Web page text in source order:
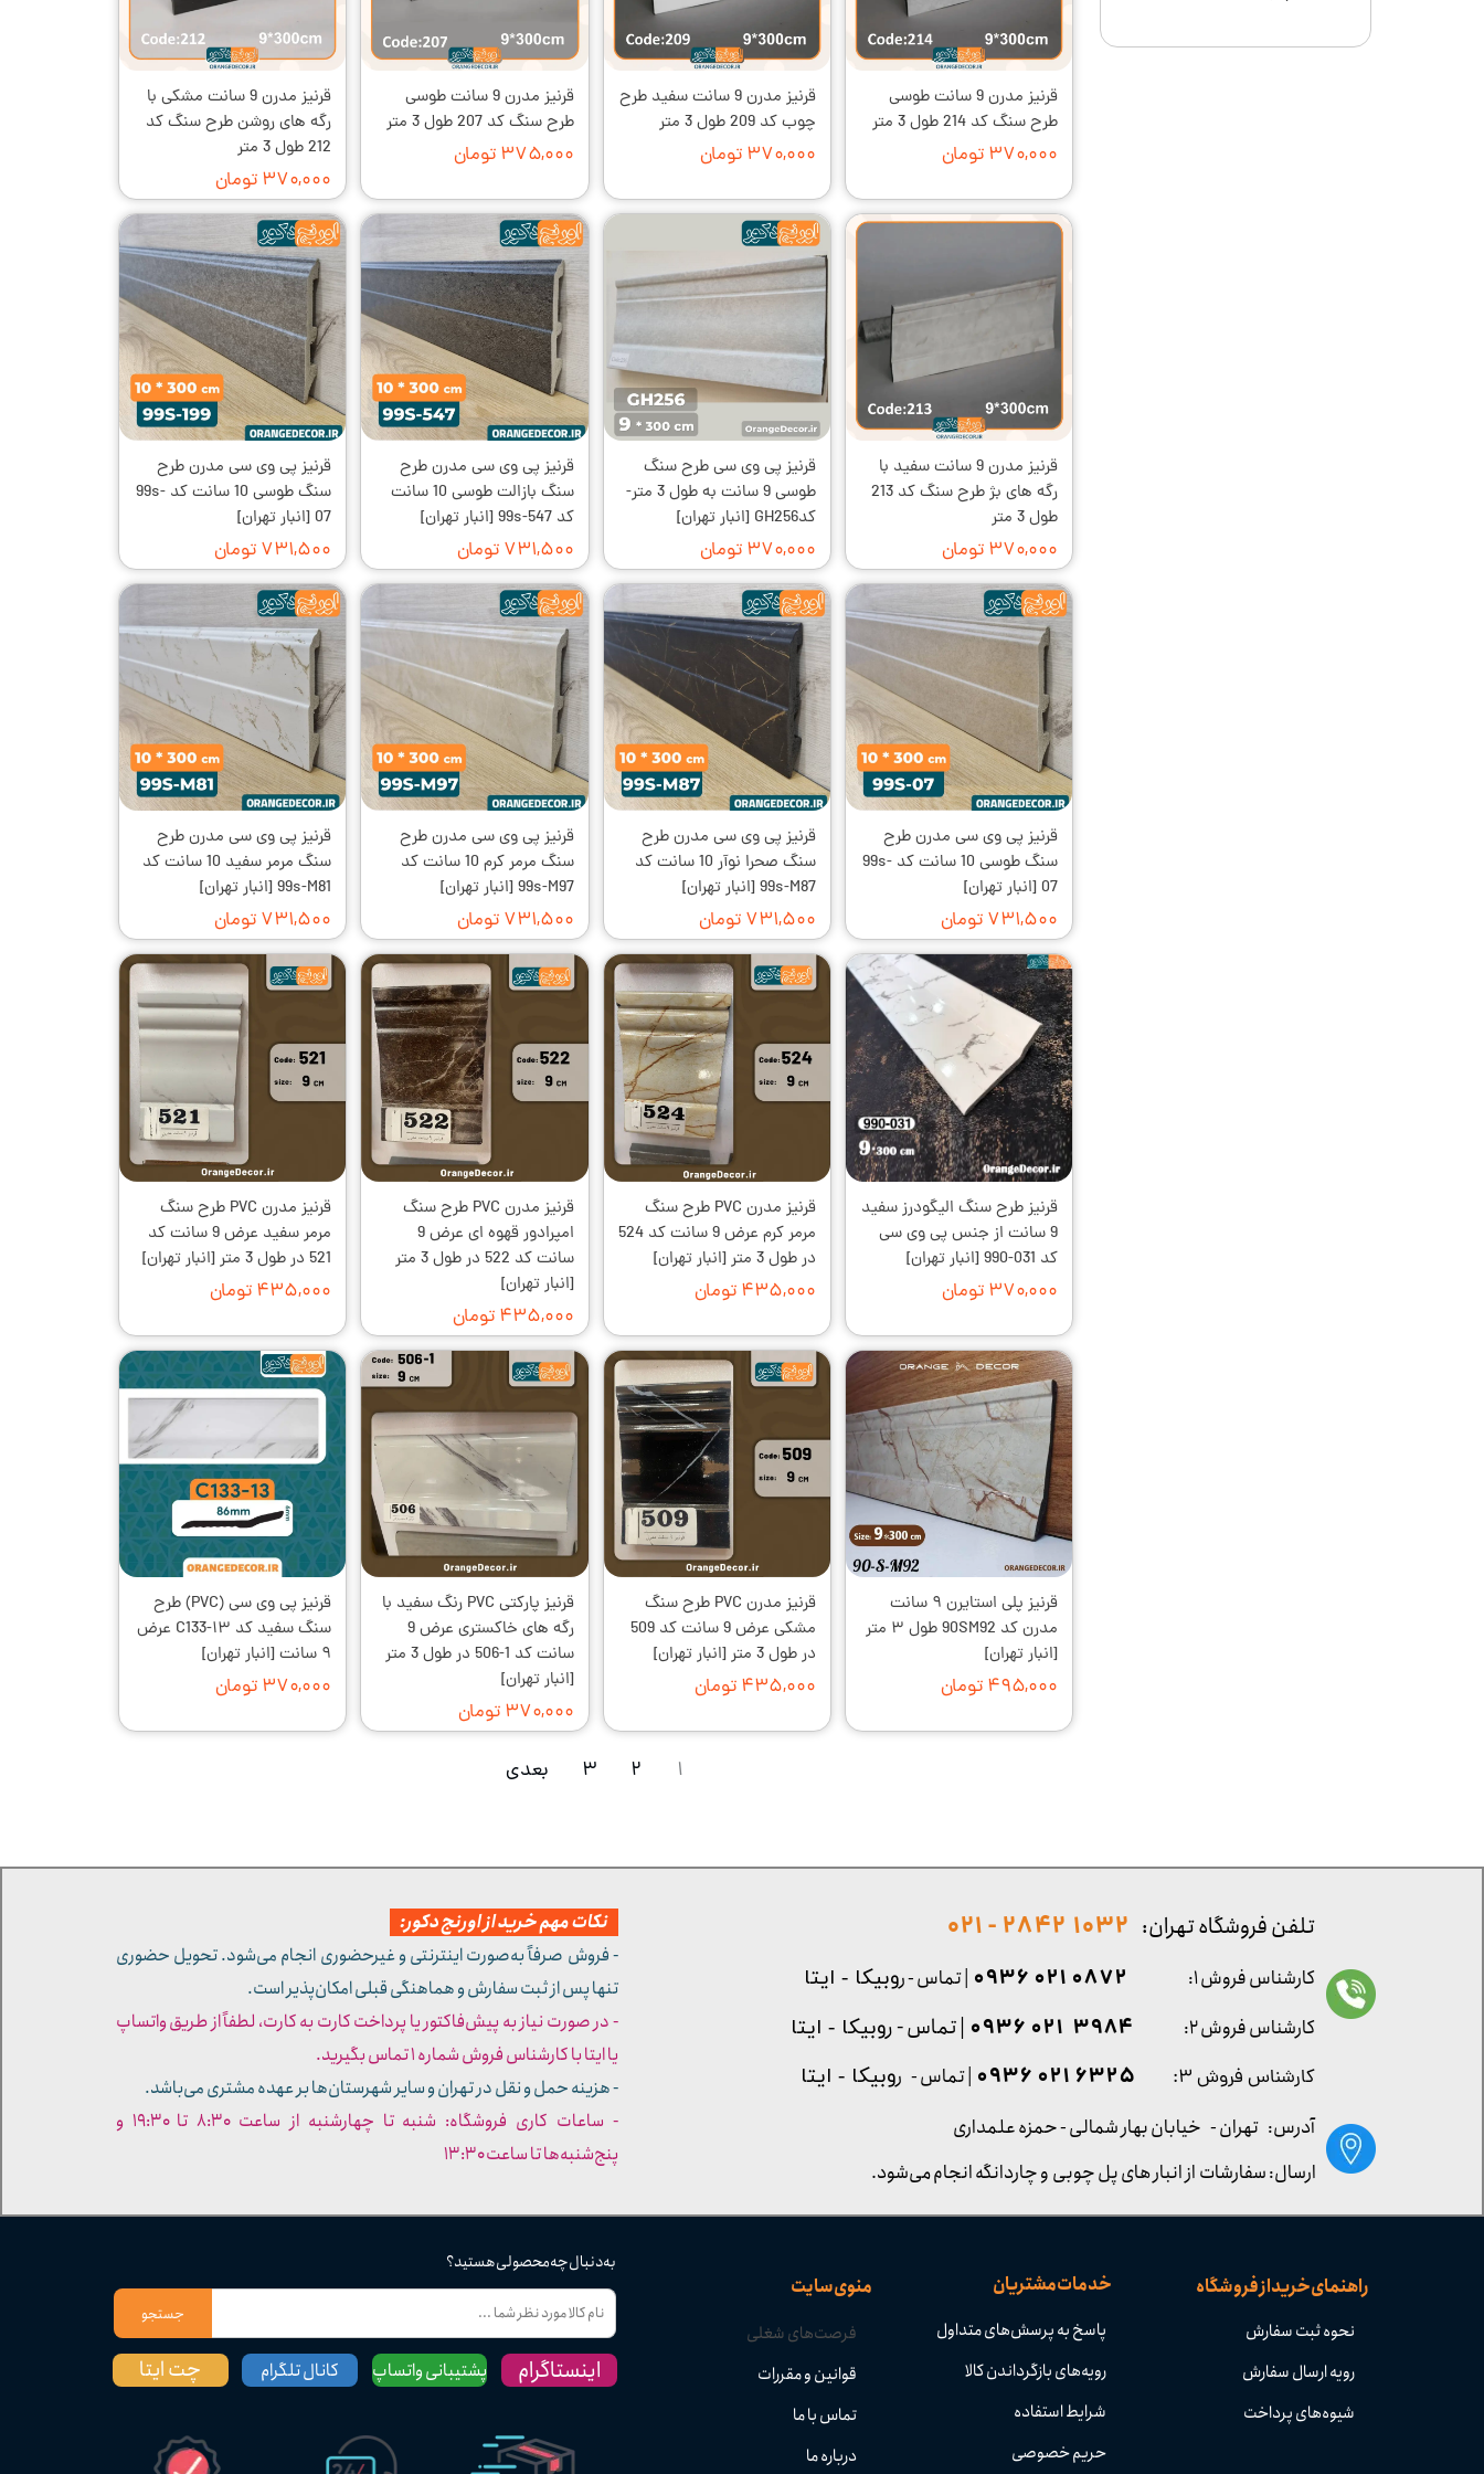
قرنیز مدرن 9 سانت طوسی
طرح سنگ کد 214 طول 3 متر
۳۷۰,۰۰۰ تومان
قرنیز مدرن 9 سانت سفید طرح
چوب کد 209 طول 3 متر
۳۷۰,۰۰۰ تومان
قرنیز مدرن 9 سانت طوسی
طرح سنگ کد 207 طول 3 متر
۳۷۵,۰۰۰ تومان
قرنیز مدرن 9 سانت مشکی با
رگه های روشن طرح سنگ کد
212 طول 3 متر
۳۷۰,۰۰۰ تومان
قرنیز مدرن 9 سانت سفید با
رگه های بژ طرح سنگ کد 213
طول 3 متر
۳۷۰,۰۰۰ تومان
قرنیز پی وی سی طرح سنگ
طوسی 9 سانت به طول 3 متر-
کدGH256 [انبار تهران]
۳۷۰,۰۰۰ تومان
قرنیز پی وی سی مدرن طرح
سنگ بازالت طوسی 10 سانت
کد 99s-547 [انبار تهران]
۷۳۱,۵۰۰ تومان
قرنیز پی وی سی مدرن طرح
سنگ طوسی 10 سانت کد 99s-
07 [انبار تهران]
۷۳۱,۵۰۰ تومان
قرنیز پی وی سی مدرن طرح
سنگ طوسی 10 سانت کد 99s-
07 [انبار تهران]
۷۳۱,۵۰۰ تومان
قرنیز پی وی سی مدرن طرح
سنگ صحرا نوآر 10 سانت کد
99s-M87 [انبار تهران]
۷۳۱,۵۰۰ تومان
قرنیز پی وی سی مدرن طرح
سنگ مرمر کرم 10 سانت کد
99s-M97 [انبار تهران]
۷۳۱,۵۰۰ تومان
قرنیز پی وی سی مدرن طرح
سنگ مرمر سفید 10 سانت کد
99s-M81 [انبار تهران]
۷۳۱,۵۰۰ تومان
قرنیز طرح سنگ الیگودرز سفید
9 سانت از جنس پی وی سی
کد 031-990 [انبار تهران]
۳۷۰,۰۰۰ تومان
قرنیز مدرن PVC طرح سنگ
مرمر کرم عرض 9 سانت کد 524
در طول 3 متر [انبار تهران]
۴۳۵,۰۰۰ تومان
قرنیز مدرن PVC طرح سنگ
امپرادور قهوه ای عرض 9
سانت کد 522 در طول 3 متر
[انبار تهران]
۴۳۵,۰۰۰ تومان
قرنیز مدرن PVC طرح سنگ
مرمر سفید عرض 9 سانت کد
521 در طول 3 متر [انبار تهران]
۴۳۵,۰۰۰ تومان
قرنیز پلی استایرن ۹ سانت
مدرن کد 90SM92 طول ۳ متر
[انبار تهران]
۴۹۵,۰۰۰ تومان
قرنیز مدرن PVC طرح سنگ
مشکی عرض 9 سانت کد 509
در طول 3 متر [انبار تهران]
۴۳۵,۰۰۰ تومان
قرنیز پارکتی PVC رنگ سفید با
رگه های خاکستری عرض 9
سانت کد 1-506 در طول 3 متر
[انبار تهران]
۳۷۰,۰۰۰ تومان
قرنیز پی وی سی (PVC) طرح
سنگ سفید کد C133-۱۳ عرض
۹ سانت [انبار تهران]
۳۷۰,۰۰۰ تومان
۱ ۲ ۳ بعدی
راهنمای خرید از فروشگاه
نحوه ثبت سفارش
رویه ارسال سفارش
شیوه‌های پرداخت
خدمات مشتریان
پاسخ به پرسش‌های متداول
رویه‌های بازگرداندن کالا
شرایط استفاده
حریم خصوصی
منوی سایت
فرصت‌های شغلی
قوانین و مقررات
تماس با ما
درباره ما
به دنبال چه محصولی هستید؟
جستجو
پشتیبانی واتساپ چت ایتا کانال تلگرام اینستاگرام
کارشناس فروش ۳: ۶۳۲۵ ۰۲۱ ۰۹۳۶ | تماس - روبیکا - ایتا
آدرس: تهران - خیابان بهار شمالی - حمزه علمداری
تلفن فروشگاه تهران: 1032 2842 - 021
نکات مهم خرید از اورنج دکور:
- فروش صرفاً به‌صورت اینترنتی و غیرحضوری انجام می‌شود. تحویل حضوری
تنها پس از ثبت سفارش و هماهنگی قبلی امکان‌پذیر است.
- در صورت نیاز به پیش‌فاکتور یا پرداخت کارت به کارت، لطفاً از طریق واتساپ
یا ایتا با کارشناس فروش شماره ۱ تماس بگیرید.
- هزینه حمل و نقل در تهران و سایر شهرستان‌ها بر عهده مشتری می‌باشد.
- ساعات کاری فروشگاه: شنبه تا چهارشنبه از ساعت ۸:۳۰ تا ۱۹:۳۰ و
پنج‌شنبه‌ها تا ساعت ۱۳:۳۰​​​​​​​
کارشناس فروش ۱: 0872 021 0936 | تماس - روبیکا - ایتا
کارشناس فروش ۲:
۳۹۸۴ ۰۲۱ ۰۹۳۶ | تماس - روبیکا - ایتا
ارسال: سفارشات از انبار های پل چوبی و چاردانگه انجام می‌شود.